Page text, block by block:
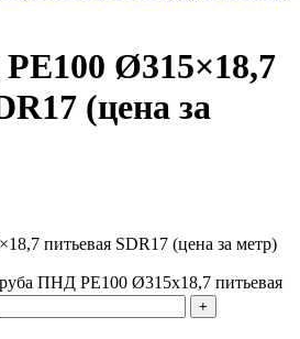
Ø315×18,7
(цена за
питьевая SDR17 (цена за метр)
ПНД РЕ100 Ø315x18,7 питьевая